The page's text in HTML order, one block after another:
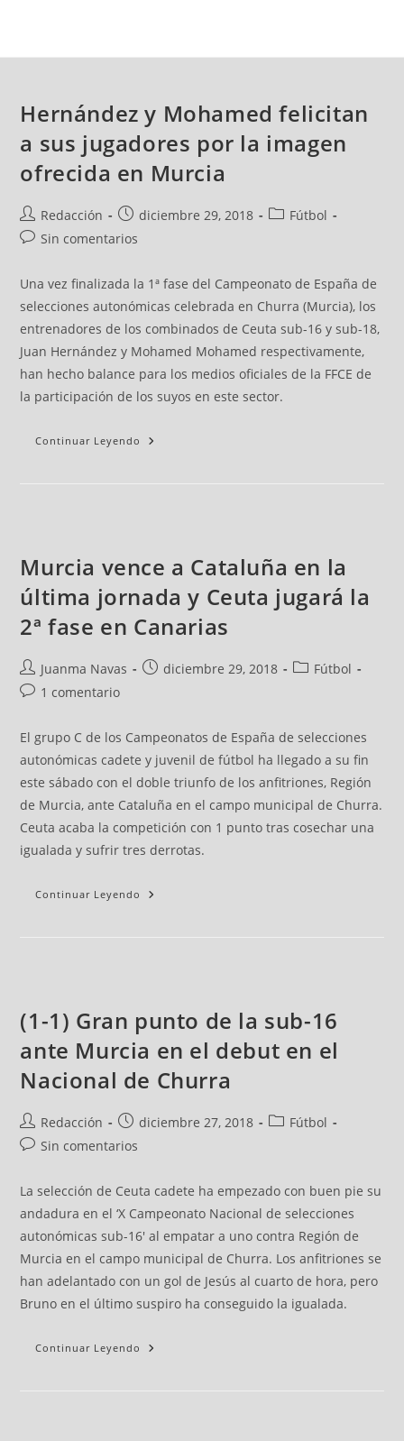
Hernández y Mohamed felicitan
a sus jugadores por la imagen
ofrecida en Murcia
Redacción diciembre 29, 2018
Fútbol
Sin comentarios
Una vez finalizada la 1ª fase del Campeonato de España de
selecciones autonómicas celebrada en Churra (Murcia), los
entrenadores de los combinados de Ceuta sub-16 y sub-18,
Juan Hernández y Mohamed Mohamed respectivamente,
han hecho balance para los medios oficiales de la FFCE de
la participación de los suyos en este sector.
Continuar Leyendo
Murcia vence a Cataluña en la
última jornada y Ceuta jugará la
2ª fase en Canarias
Juanma Navas diciembre 29, 2018
Fútbol
1 comentario
El grupo C de los Campeonatos de España de selecciones
autonómicas cadete y juvenil de fútbol ha llegado a su fin
este sábado con el doble triunfo de los anfitriones, Región
de Murcia, ante Cataluña en el campo municipal de Churra.
Ceuta acaba la competición con 1 punto tras cosechar una
igualada y sufrir tres derrotas.
Continuar Leyendo
(1-1) Gran punto de la sub-16
ante Murcia en el debut en el
Nacional de Churra
Redacción diciembre 27, 2018
Fútbol
Sin comentarios
La selección de Ceuta cadete ha empezado con buen pie su
andadura en el ‘X Campeonato Nacional de selecciones
autonómicas sub-16' al empatar a uno contra Región de
Murcia en el campo municipal de Churra. Los anfitriones se
han adelantado con un gol de Jesús al cuarto de hora, pero
Bruno en el último suspiro ha conseguido la igualada.
Continuar Leyendo